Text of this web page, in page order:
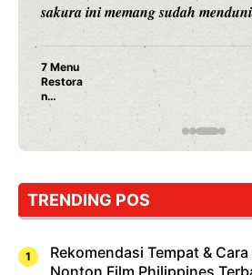
merambah dunia kuliner dengan ...
Nunung Srimulat & Vicky
Rahasia Mami Bikin Nagih!
TRENDING POS
Rekomendasi Tempat &
Nonton Film Philippines